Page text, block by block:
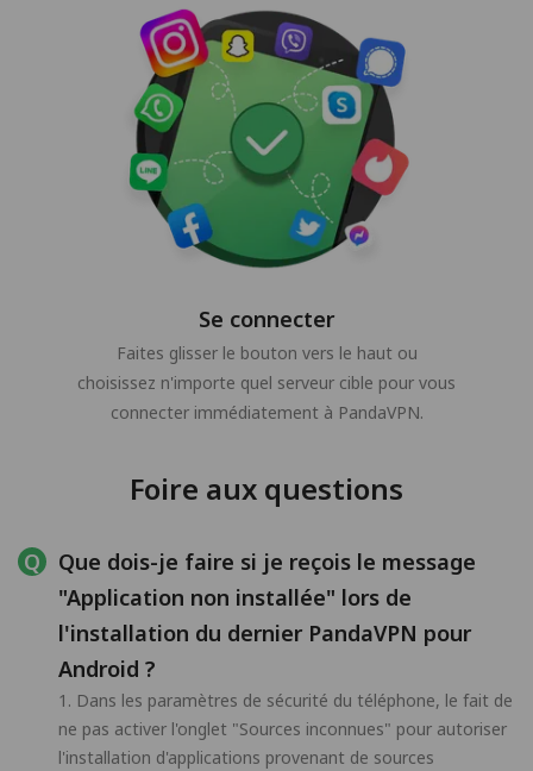
Se connecter
Faites glisser le bouton vers le haut ou
choisissez n'importe quel serveur cible pour vous
connecter immédiatement à PandaVPN.
Foire aux questions
Que dois-je faire si je reçois le message
"Application non installée" lors de
l'installation du dernier PandaVPN pour
Android ?
1. Dans les paramètres de sécurité du téléphone, le fait de
ne pas activer l'onglet "Sources inconnues" pour autoriser
l'installation d'applications provenant de sources